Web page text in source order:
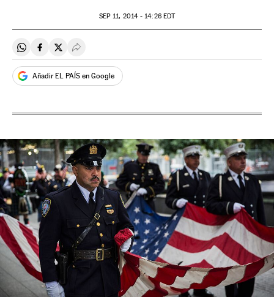
SEP 11, 2014 - 14:26EDT
Compartir en Whatsapp
Compartir en Facebook
Compartir en Twitter
Desplegar Redes Sociales
Añadir EL PAÍS en Google